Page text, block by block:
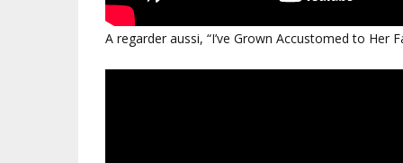
A regarder aussi, “I’ve Grown Accustomed to Her